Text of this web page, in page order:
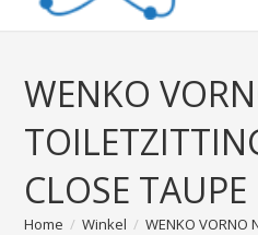
WENKO
CLOSE TAUPE
Home / Winkel / WENKO VORNO